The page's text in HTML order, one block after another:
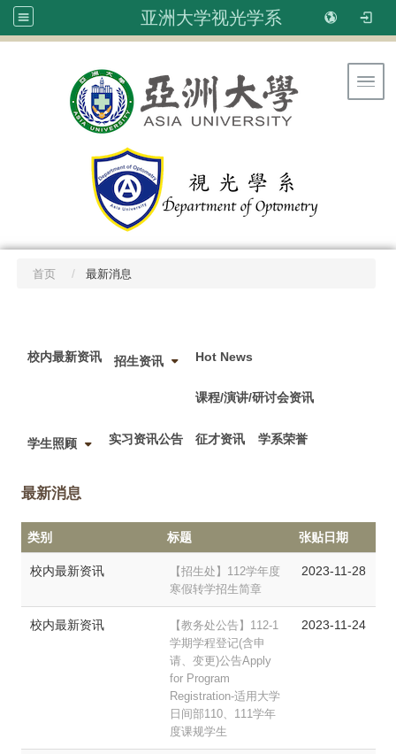
亚洲大学视光学系
首页 最新消息
校内最新资讯 招生资讯 Hot News
课程/演讲/研讨会资讯
学生照顾 实习资讯公告 征才资讯 学系荣誉
最新消息
类别 标题 张贴日期
校内最新资讯
【招生处】112学年度
寒假转学招生简章
2023-11-28
校内最新资讯
【教务处公告】112-1
学期学程登记(含申
请、变更)公告Apply
for Program
Registration-适用大学
日间部110、111学年
度课规学生
2023-11-24